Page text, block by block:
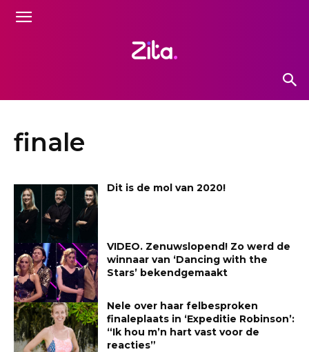
finale
Dit is de mol van 2020!
VIDEO. Zenuwslopend! Zo werd de
winnaar van ‘Dancing with the
Stars’ bekendgemaakt
Nele over haar felbesproken
finaleplaats in ‘Expeditie Robinson’:
“Ik hou m’n hart vast voor de
reacties”